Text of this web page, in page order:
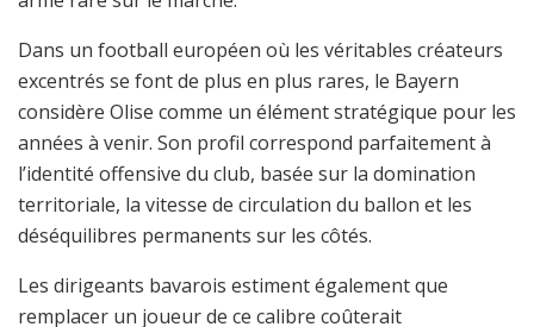
Dans un football européen où les véritables créateurs
excentrés se font de plus en plus rares, le Bayern
considère Olise comme un élément stratégique pour les
années à venir. Son profil correspond parfaitement à
l’identité offensive du club, basée sur la domination
territoriale, la vitesse de circulation du ballon et les
déséquilibres permanents sur les côtés.
Les dirigeants bavarois estiment également que
remplacer un joueur de ce calibre coûterait